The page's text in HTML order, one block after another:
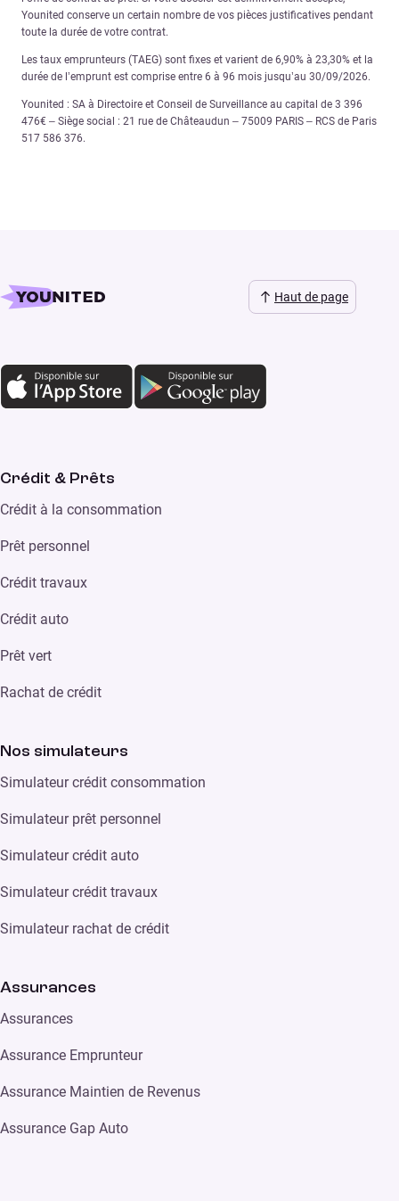
Younited conserve un certain nombre de vos pièces justificatives pendant
toute la durée de votre contrat.
Les taux emprunteurs (TAEG) sont fixes et varient de 6,90% à 23,30% et la
durée de l’emprunt est comprise entre 6 à 96 mois jusqu’au 30/09/2026.
Younited : SA à Directoire et Conseil de Surveillance au capital de 3 396
476€ – Siège social : 21 rue de Châteaudun – 75009 PARIS – RCS de Paris
517 586 376.
Haut de page
Crédit & Prêts
Crédit à la consommation
Prêt personnel
Crédit travaux
Crédit auto
Prêt vert
Rachat de crédit
Nos simulateurs
Simulateur crédit consommation
Simulateur prêt personnel
Simulateur crédit auto
Simulateur crédit travaux
Simulateur rachat de crédit
Assurances
Assurances
Assurance Emprunteur
Assurance Maintien de Revenus
Assurance Gap Auto